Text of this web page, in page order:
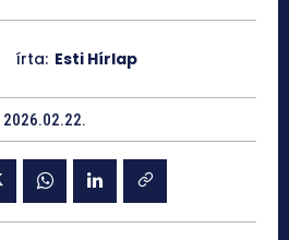
írta: Esti Hírlap
2026.02.22.